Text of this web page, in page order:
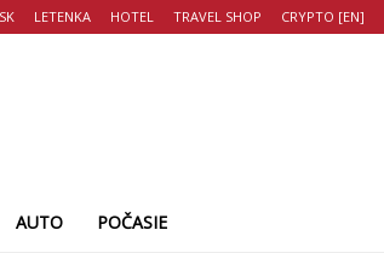
LETENKA HOTEL TRAVEL SHOP CRYPTO [EN]
AUTO POČASIE